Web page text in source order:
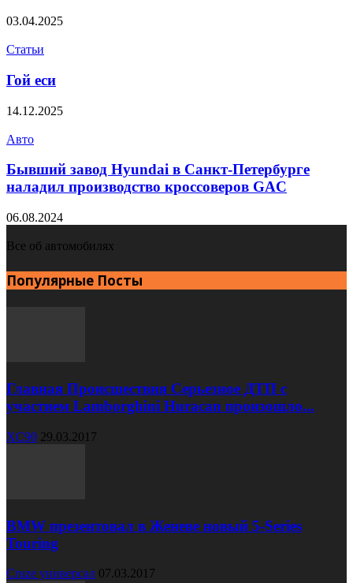
03.04.2025
Статьи
Гой еси
14.12.2025
Авто
Бывший завод Hyundai в Санкт-Петербурге
наладил производство кроссоверов GAC
06.08.2024
Все об автомобилях
Популярные Посты
Главная Происшествия Серьезное ДТП с
участием Lamborghini Huracan произошло...
XC90 29.03.2017
BMW презентовал в Женеве новый 5-Series
Touring
Cruze универсал 07.03.2017